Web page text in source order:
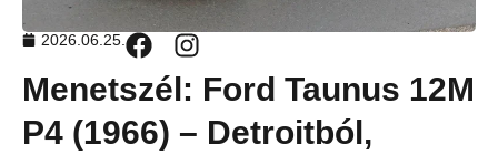
2026.06.25.
Menetszél: Ford Taunus 12M
P4 (1966) – Detroitból,